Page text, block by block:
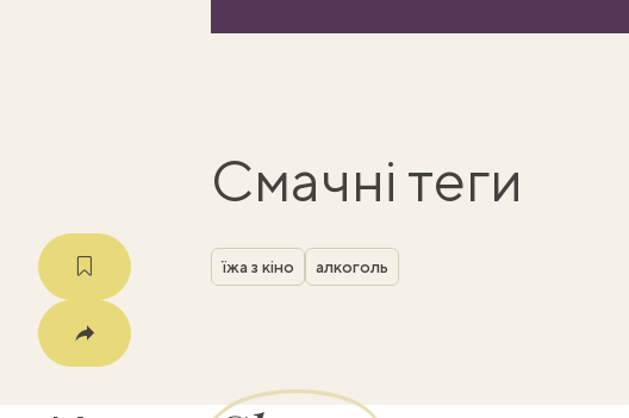
Смачні теги
їжа з кіно алкоголь